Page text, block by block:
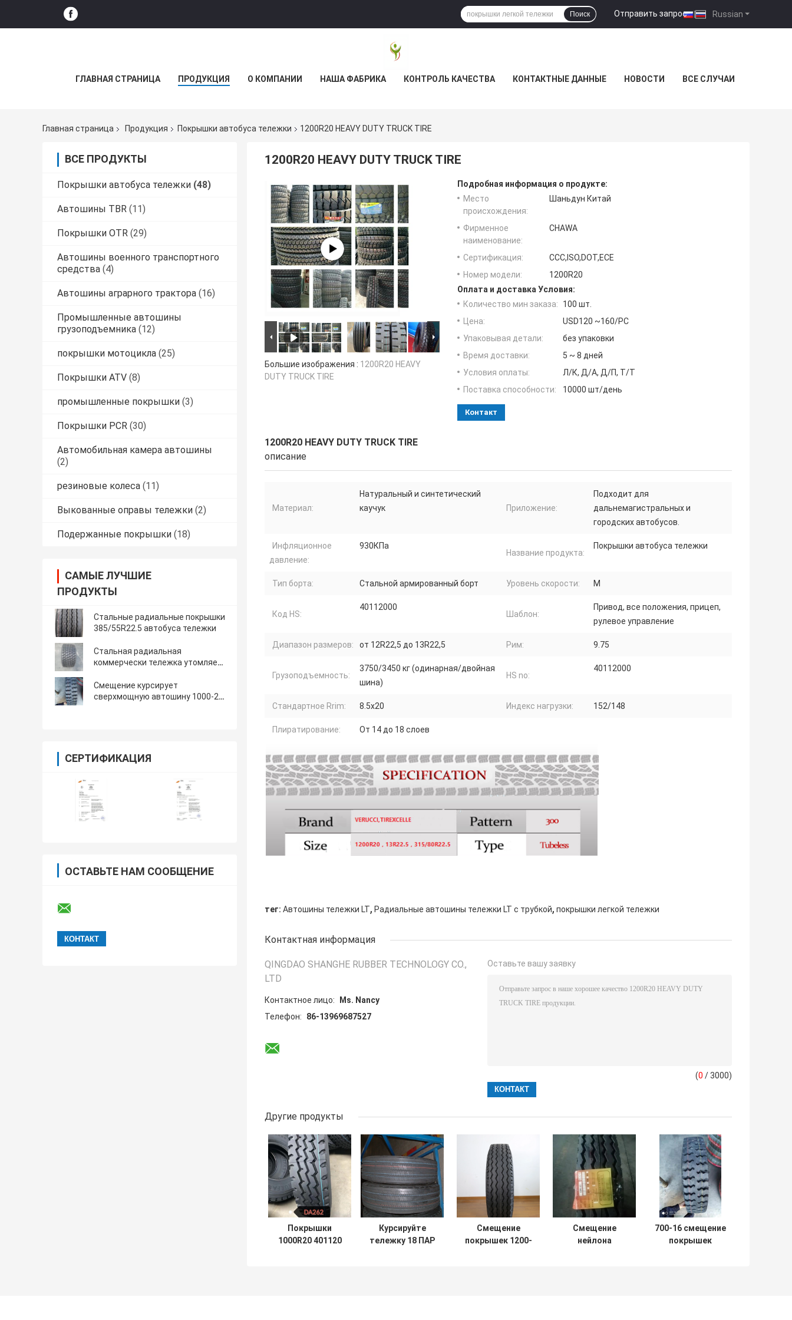
Russian
Отправить запрос |
Поиск
ГЛАВНАЯ СТРАНИЦА ПРОДУКЦИЯ О КОМПАНИИ НАША ФАБРИКА КОНТРОЛЬ КАЧЕСТВА КОНТАКТНЫЕ ДАННЫЕ НОВОСТИ ВСЕ СЛУЧАИ
Главная страница Продукция Покрышки автобуса тележки 1200R20 HEAVY DUTY TRUCK TIRE
ВСЕ ПРОДУКТЫ
Покрышки автобуса тележки (48)
Автошины TBR (11)
Покрышки OTR (29)
Автошины военного транспортного
средства (4)
Автошины аграрного трактора (16)
Промышленные автошины
грузоподъемника (12)
покрышки мотоцикла (25)
Покрышки ATV (8)
промышленные покрышки (3)
Покрышки PCR (30)
Автомобильная камера автошины
(2)
резиновые колеса (11)
Выкованные оправы тележки (2)
Подержанные покрышки (18)
САМЫЕ ЛУЧШИЕ
ПРОДУКТЫ
Стальные радиальные покрышки
385/55R22.5 автобуса тележки
Стальная радиальная
коммерчески тележка утомляет
Смещение курсирует
сверхмощную автошину 1000-20
СЕРТИФИКАЦИЯ
ОСТАВЬТЕ НАМ СООБЩЕНИЕ
1200R20 HEAVY DUTY TRUCK TIRE
Большие изображения : 1200R20 HEAVY
DUTY TRUCK TIRE
Подробная информация о продукте:
Место
происхождения:
Шаньдун Китай
Фирменное
наименование:
CHAWA
Сертификация:
CCC,ISO,DOT,ECE
Номер модели:
1200R20
Оплата и доставка Условия:
Количество мин заказа:
100 шт.
Цена:
USD120 ~160/PC
Упаковывая детали:
без упаковки
Время доставки:
5 ~ 8 дней
Условия оплаты:
Л/К, Д/А, Д/П, Т/Т
Поставка способности:
10000 шт/день
Контакт
1200R20 HEAVY DUTY TRUCK TIRE
описание
Материал:
Натуральный и синтетический
каучук
Приложение:
Подходит для
дальнемагистральных и
городских автобусов.
Инфляционное
давление:
930КПа
Название продукта:
Покрышки автобуса тележки
Тип борта: Стальной армированный борт Уровень скорости: М
Код HS:
40112000
Шаблон:
Привод, все положения, прицеп,
рулевое управление
Диапазон размеров: от 12R22,5 до 13R22,5 Рим: 9.75
Грузоподъемность:
3750/3450 кг (одинарная/двойная
шина)
HS no:
40112000
Стандартное Rrim: 8.5x20 Индекс нагрузки: 152/148
Плиратирование: От 14 до 18 слоев
тег: Автошины тележки LT, Радиальные автошины тележки LT с трубкой, покрышки легкой тележки
Контактная информация
QINGDAO SHANGHE RUBBER TECHNOLOGY CO.,
LTD
Контактное лицо:
Ms. Nancy
Телефон:
86-13969687527
Оставьте вашу заявку
(0 / 3000)
Другие продукты
Покрышки
1000R20 401120
Курсируйте
тележку 18 ПАР
Смещение
покрышек 1200-
Смещение
нейлона
700-16 смещение
покрышек